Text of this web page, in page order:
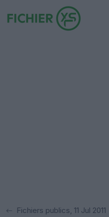
Fichiers publics, 11 Jul 2011